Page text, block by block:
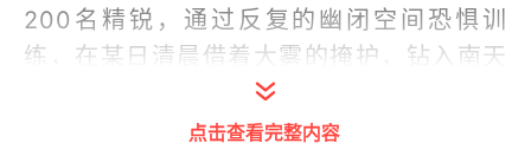
200名精锐，通过反复的幽闭空间恐惧训
练，在某日清晨借着大雾的掩护，钻入南天
门日军用汽油桶搭建的地下通道。
点击查看完整内容